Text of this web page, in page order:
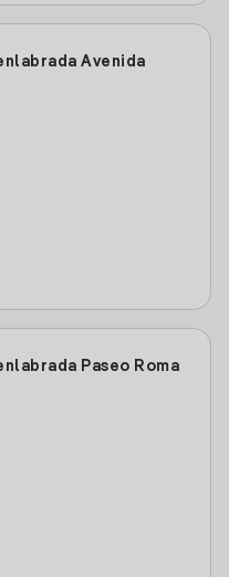
Avenida
Paseo Roma